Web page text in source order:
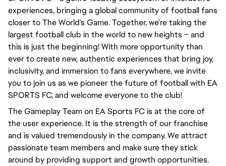
experiences, bringing a global community of football fans
closer to The World's Game. Together, we're taking the
largest football club in the world to new heights – and
this is just the beginning! With more opportunity than
ever to create new, authentic experiences that bring joy,
inclusivity, and immersion to fans everywhere, we invite
you to join us as we pioneer the future of football with EA
SPORTS FC, and welcome everyone to the club!
The Gameplay Team on EA Sports FC is at the core of
the user experience. It is the strength of our franchise
and is valued tremendously in the company. We attract
passionate team members and make sure they stick
around by providing support and growth opportunities.